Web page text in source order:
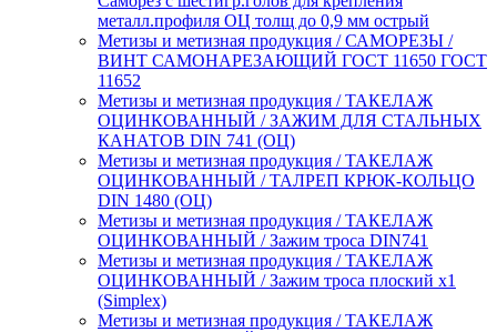
металл.профиля ОЦ толщ до 0,9 мм острый
Метизы и метизная продукция / САМОРЕЗЫ /
ВИНТ САМОНАРЕЗАЮЩИЙ ГОСТ 11650 ГОСТ
11652
Метизы и метизная продукция / ТАКЕЛАЖ
ОЦИНКОВАННЫЙ / ЗАЖИМ ДЛЯ СТАЛЬНЫХ
КАНАТОВ DIN 741 (ОЦ)
Метизы и метизная продукция / ТАКЕЛАЖ
ОЦИНКОВАННЫЙ / ТАЛРЕП КРЮК-КОЛЬЦО
DIN 1480 (ОЦ)
Метизы и метизная продукция / ТАКЕЛАЖ
ОЦИНКОВАННЫЙ / Зажим троса DIN741
Метизы и метизная продукция / ТАКЕЛАЖ
ОЦИНКОВАННЫЙ / Зажим троса плоский х1
(Simplex)
Метизы и метизная продукция / ТАКЕЛАЖ